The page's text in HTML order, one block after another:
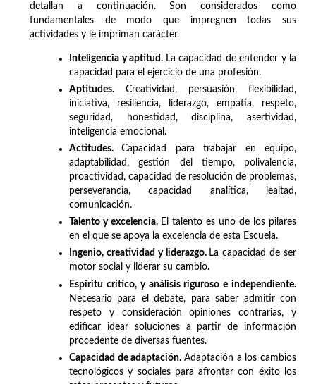
detallan a continuación. Son considerados como
fundamentales de modo que impregnen todas sus
actividades y le impriman carácter.
Inteligencia y aptitud. La capacidad de entender y la
capacidad para el ejercicio de una profesión.
Aptitudes. Creatividad, persuasión, flexibilidad,
iniciativa, resiliencia, liderazgo, empatía, respeto,
seguridad, honestidad, disciplina, asertividad,
inteligencia emocional.
Actitudes.Capacidad para trabajar en equipo,
adaptabilidad, gestión del tiempo, polivalencia,
proactividad, capacidad de resolución de problemas,
perseverancia, capacidad analítica, lealtad,
comunicación.
Talento y excelencia. El talento es uno de los pilares
en el que se apoya la excelencia de esta Escuela.
Ingenio, creatividad y liderazgo. La capacidad de ser
motor social y liderar su cambio.
Espíritu crítico, y análisis riguroso e independiente.
Necesario para el debate, para saber admitir con
respeto y consideración opiniones contrarias, y
edificar idear soluciones a partir de información
procedente de diversas fuentes.
Capacidad de adaptación. Adaptación a los cambios
tecnológicos y sociales para afrontar con éxito los